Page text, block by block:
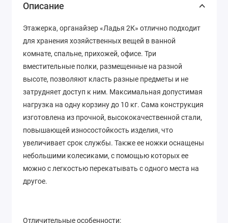
Описание
Этажерка, органайзер «Ладья 2К» отлично подходит
для хранения хозяйственных вещей в ванной
комнате, спальне, прихожей, офисе. Три
вместительные полки, размещенные на разной
высоте, позволяют класть разные предметы и не
затрудняет доступ к ним. Максимальная допустимая
нагрузка на одну корзину до 10 кг. Сама конструкция
изготовлена из прочной, высококачественной стали,
повышающей износостойкость изделия, что
увеличивает срок службы. Также ее ножки оснащены
небольшими колесиками, с помощью которых ее
можно с легкостью перекатывать с одного места на
другое.
Отличительные особенности: